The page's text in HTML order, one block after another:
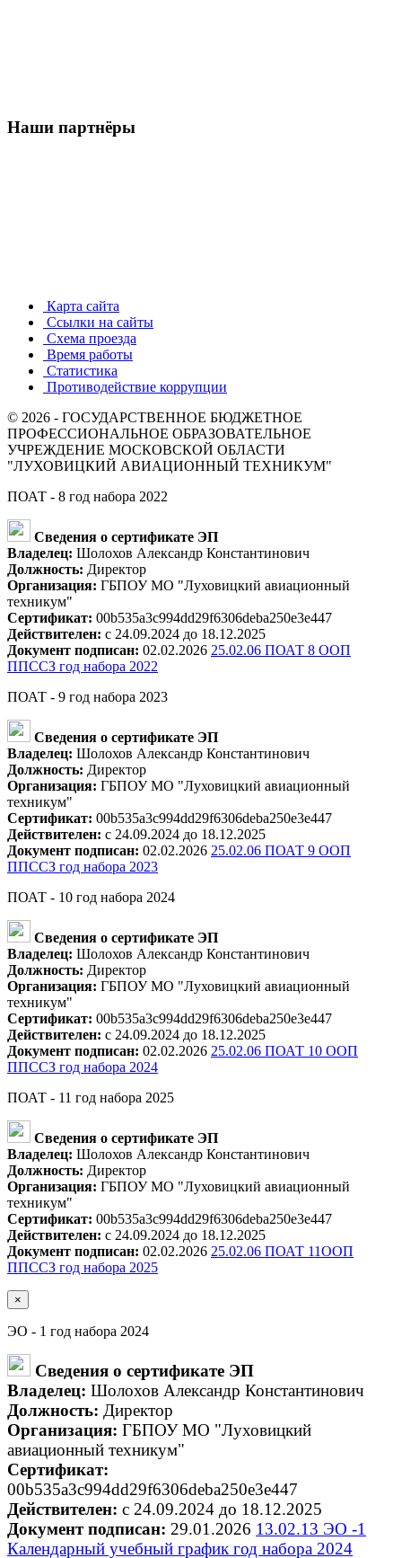
Наши партнёры
Карта сайта
Ссылки на сайты
Схема проезда
Время работы
Статистика
Противодействие коррупции
© 2026 - ГОСУДАРСТВЕННОЕ БЮДЖЕТНОЕ
ПРОФЕССИОНАЛЬНОЕ ОБРАЗОВАТЕЛЬНОЕ
УЧРЕЖДЕНИЕ МОСКОВСКОЙ ОБЛАСТИ
"ЛУХОВИЦКИЙ АВИАЦИОННЫЙ ТЕХНИКУМ"
ПОАТ - 8 год набора 2022
Сведения о сертификате ЭП
Владелец: Шолохов Александр Константинович
Должность: Директор
Организация: ГБПОУ МО "Луховицкий авиационный
техникум"
Сертификат: 00b535a3c994dd29f6306deba250e3e447
Действителен: с 24.09.2024 до 18.12.2025
Документ подписан: 02.02.2026 25.02.06 ПОАТ 8 ООП
ППССЗ год набора 2022
ПОАТ - 9 год набора 2023
Сведения о сертификате ЭП
Владелец: Шолохов Александр Константинович
Должность: Директор
Организация: ГБПОУ МО "Луховицкий авиационный
техникум"
Сертификат: 00b535a3c994dd29f6306deba250e3e447
Действителен: с 24.09.2024 до 18.12.2025
Документ подписан: 02.02.2026 25.02.06 ПОАТ 9 ООП
ППССЗ год набора 2023
ПОАТ - 10 год набора 2024
Сведения о сертификате ЭП
Владелец: Шолохов Александр Константинович
Должность: Директор
Организация: ГБПОУ МО "Луховицкий авиационный
техникум"
Сертификат: 00b535a3c994dd29f6306deba250e3e447
Действителен: с 24.09.2024 до 18.12.2025
Документ подписан: 02.02.2026 25.02.06 ПОАТ 10 ООП
ППССЗ год набора 2024
ПОАТ - 11 год набора 2025
Сведения о сертификате ЭП
Владелец: Шолохов Александр Константинович
Должность: Директор
Организация: ГБПОУ МО "Луховицкий авиационный
техникум"
Сертификат: 00b535a3c994dd29f6306deba250e3e447
Действителен: с 24.09.2024 до 18.12.2025
Документ подписан: 02.02.2026 25.02.06 ПОАТ 11ООП
ППССЗ год набора 2025
×
ЭО - 1 год набора 2024
Сведения о сертификате ЭП
Владелец: Шолохов Александр Константинович
Должность: Директор
Организация: ГБПОУ МО "Луховицкий
авиационный техникум"
Сертификат:
00b535a3c994dd29f6306deba250e3e447
Действителен: с 24.09.2024 до 18.12.2025
Документ подписан: 29.01.2026 13.02.13 ЭО -1
Календарный учебный график год набора 2024